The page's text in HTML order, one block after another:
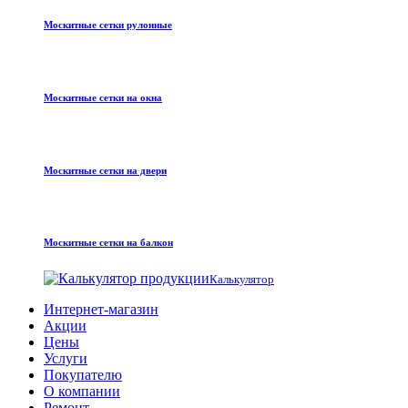
Москитные сетки рулонные
Москитные сетки на окна
Москитные сетки на двери
Москитные сетки на балкон
Калькулятор
Интернет-магазин
Акции
Цены
Услуги
Покупателю
О компании